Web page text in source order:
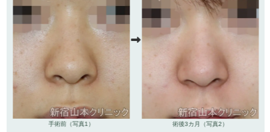
手術前（写真1） 術後3カ月（写真2）